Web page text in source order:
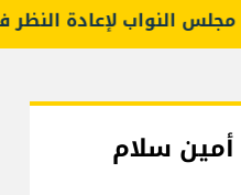
لإعادة النظر فيها
أمين سلام